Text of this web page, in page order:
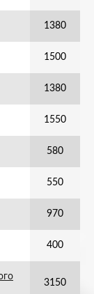
1380
1500
1380
1550
580
550
970
400
3150